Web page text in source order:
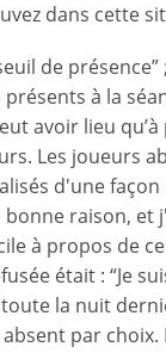
dans cette
de
à la
avoir lieu
Les joueurs
d'une
raison, et
à propos de
était : “Je
la nuit
par choix.